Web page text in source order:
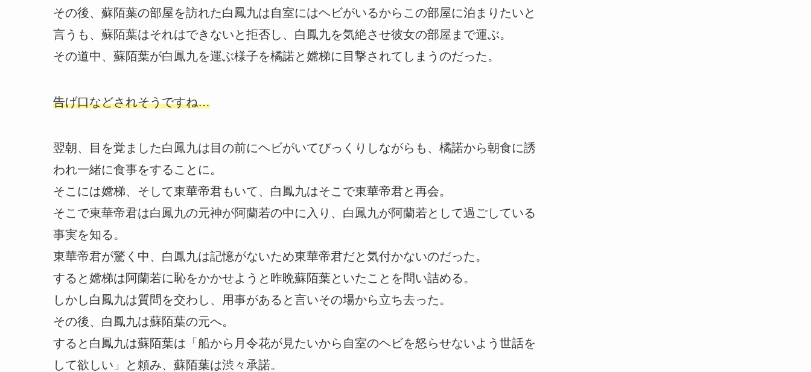
その後、蘇陌葉の部屋を訪れた白鳳九は自室にはヘビがいるからこの部屋に泊まりたいと
言うも、蘇陌葉はそれはできないと拒否し、白鳳九を気絶させ彼女の部屋まで運ぶ。
その道中、蘇陌葉が白鳳九を運ぶ様子を橘諾と嫦梯に目撃されてしまうのだった。
告げ口などされそうですね…
翌朝、目を覚ました白鳳九は目の前にヘビがいてびっくりしながらも、橘諾から朝食に誘
われ一緒に食事をすることに。
そこには嫦梯、そして東華帝君もいて、白鳳九はそこで東華帝君と再会。
そこで東華帝君は白鳳九の元神が阿蘭若の中に入り、白鳳九が阿蘭若として過ごしている
事実を知る。
東華帝君が驚く中、白鳳九は記憶がないため東華帝君だと気付かないのだった。
すると嫦梯は阿蘭若に恥をかかせようと昨晩蘇陌葉といたことを問い詰める。
しかし白鳳九は質問を交わし、用事があると言いその場から立ち去った。
その後、白鳳九は蘇陌葉の元へ。
すると白鳳九は蘇陌葉は「船から月令花が見たいから自室のヘビを怒らせないよう世話を
して欲しい」と頼み、蘇陌葉は渋々承諾。